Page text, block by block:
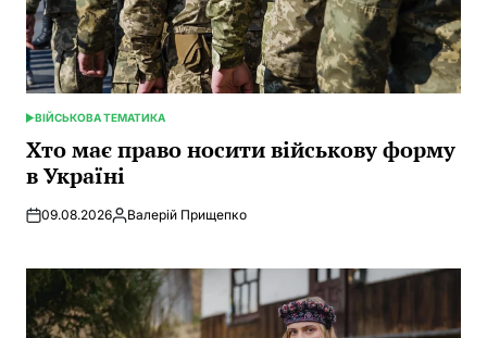
POSTED
IN
ВІЙСЬКОВА ТЕМАТИКА
Хто має право носити військову форму
в Україні
09.08.2026Posted
Валерій Прищепко